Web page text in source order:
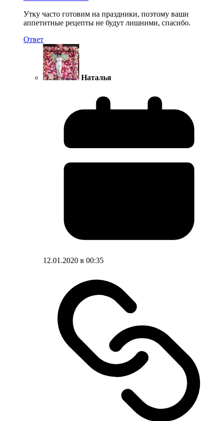
Утку часто готовим на праздники, поэтому ваши
аппетитные рецепты не будут лишними, спасибо.
Ответ
Наталья
12.01.2020 в 00:35